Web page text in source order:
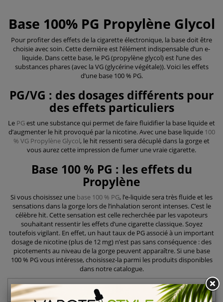
Base 100% PG Propylène Glycol
Pour profiter des effets de la cigarette électronique, la base doit être
choisie avec soin. Cette dernière est l’élément indispensable d’un e-
liquide. Dans cette base, le PG (propylène glycol) est l’une des
substances phares (avec la VG (glycérine végétale)). Voici les effets
d’une base 100 % PG.
PG/VG : des dosages différents pour
des effets particuliers
Le PGest une substance qui permet de faire fluidifier la base liquide et
d’augmenter le hit provoqué par la nicotine. Avec une base liquide 100
% VG Propylène Glycol, le hit ressenti sera décuplé dans la gorge et
vous aurez cette impression de fumer une vraie cigarette.
Base 100 % PG : les effets du
Propylène
Si vous choisissez une base 100 % PG, l’e-liquide sera très fluide et les
sensations dans la gorge lors de l’inhalation seront intenses. C’est le
célèbre hit. Cette sensation est celle recherchée par les vapoteurs
souhaitant ressentir les effets d’une cigarette classique. Soyez
toutefois vigilant. En effet, un haut taux de PG associé à un important
dosage de nicotine (plus de 12 mg) n’est pas sans conséquence : des
picotements au niveau de la gorge peuvent apparaître. Si une base
100 % PG vous intéresse, choisissez-la parmi les produits disponibles
dans notre catalogue.
